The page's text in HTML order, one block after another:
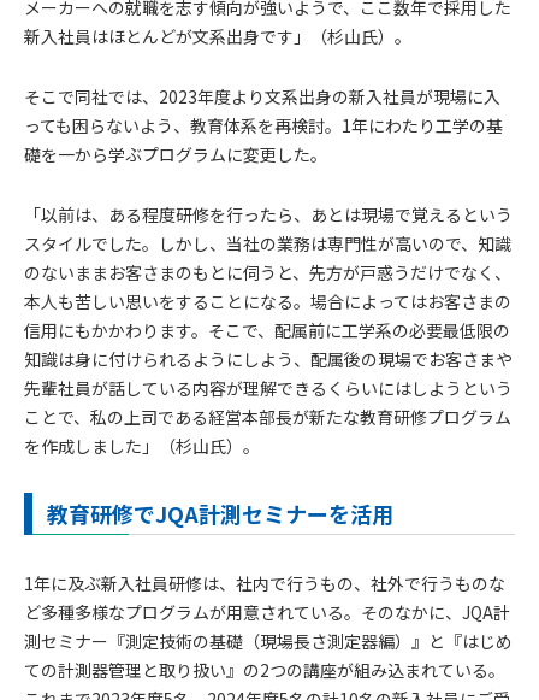
メーカーへの就職を志す傾向が強いようで、ここ数年で採用した
新入社員はほとんどが文系出身です」（杉山氏）。
そこで同社では、2023年度より文系出身の新入社員が現場に入
っても困らないよう、教育体系を再検討。1年にわたり工学の基
礎を一から学ぶプログラムに変更した。
「以前は、ある程度研修を行ったら、あとは現場で覚えるという
スタイルでした。しかし、当社の業務は専門性が高いので、知識
のないままお客さまのもとに伺うと、先方が戸惑うだけでなく、
本人も苦しい思いをすることになる。場合によってはお客さまの
信用にもかかわります。そこで、配属前に工学系の必要最低限の
知識は身に付けられるようにしよう、配属後の現場でお客さまや
先輩社員が話している内容が理解できるくらいにはしようという
ことで、私の上司である経営本部長が新たな教育研修プログラム
を作成しました」（杉山氏）。
教育研修でJQA計測セミナーを活用
1年に及ぶ新入社員研修は、社内で行うもの、社外で行うものな
ど多種多様なプログラムが用意されている。そのなかに、JQA計
測セミナー『測定技術の基礎（現場長さ測定器編）』と『はじめ
ての計測器管理と取り扱い』の2つの講座が組み込まれている。